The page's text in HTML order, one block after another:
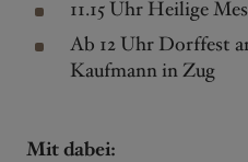
11.15 Uhr Heilige
Ab 12 Uhr Dorffest
Kaufmann in Zug
Mit dabei: